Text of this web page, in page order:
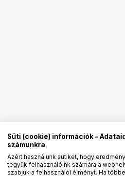
Süti (cookie) információk -
számunkra
Azért használunk sütiket, hogy
tegyük felhasználóink számára a
szabjuk a felhasználói élményt. Ha